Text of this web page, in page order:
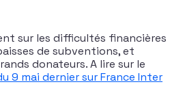
sur les difficultés financières
de subventions, et
donateurs. A lire sur le
9 mai dernier sur France Inter